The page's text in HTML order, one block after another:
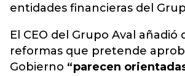
entidades financieras del
El CEO del Grupo Aval añadió
reformas que pretende
Gobierno “parecen